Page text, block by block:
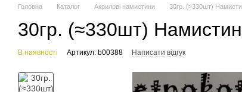
Головна Каталог Акрилові намистини 30гр. (≈330шт)
30гр. (≈330шт)
В наявності Артикул: b00388 Написати відгук